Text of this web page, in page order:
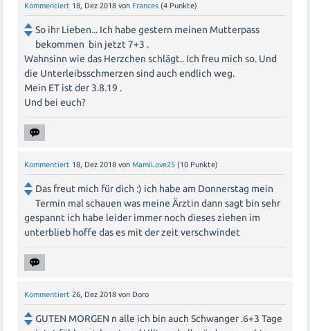
Kommentiert 18, Dez 2018 von Frances (4 Punkte)
So ihr Lieben... Ich habe gestern meinen Mutterpass
bekommen bin jetzt 7+3 .
Wahnsinn wie das Herzchen schlägt.. Ich freu mich so. Und
die Unterleibsschmerzen sind auch endlich weg.
Mein ET ist der 3.8.19 .
Und bei euch?
Kommentiert 18, Dez 2018 von MamiLove25 (10 Punkte)
Das freut mich für dich :) ich habe am Donnerstag mein
Termin mal schauen was meine Ärztin dann sagt bin sehr
gespannt ich habe leider immer noch dieses ziehen im
unterblieb hoffe das es mit der zeit verschwindet
Kommentiert 26, Dez 2018 von Doro
GUTEN MORGEN n alle ich bin auch Schwanger .6+3 Tage